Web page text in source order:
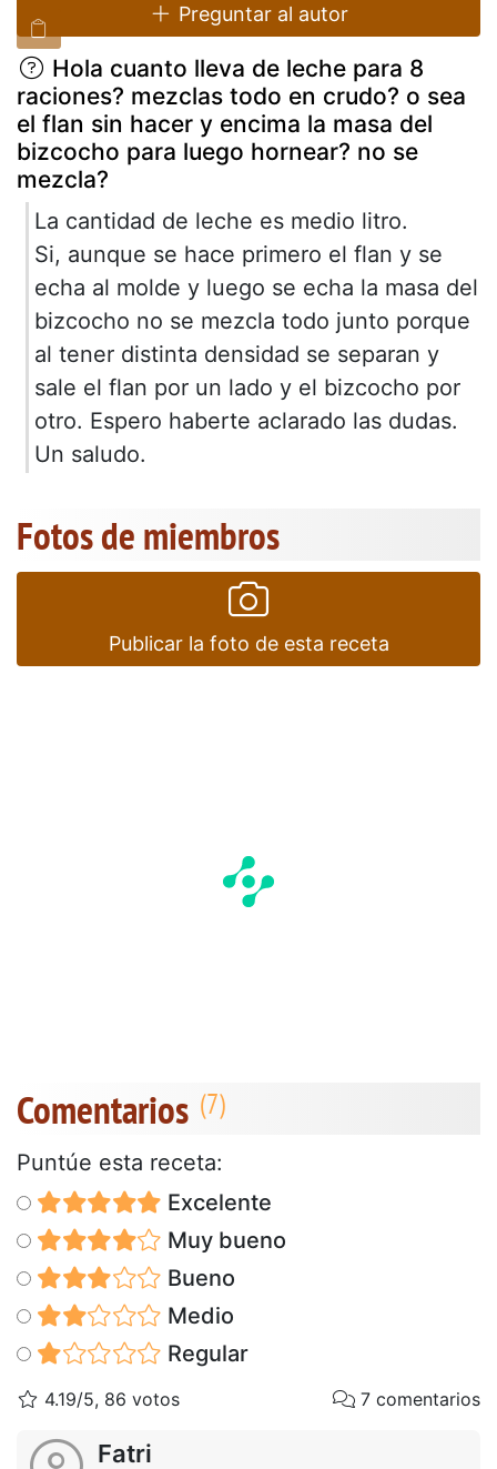
Preguntar al autor
Hola cuanto lleva de leche para 8
raciones? mezclas todo en crudo? o sea
el flan sin hacer y encima la masa del
bizcocho para luego hornear? no se
mezcla?
La cantidad de leche es medio litro.
Si, aunque se hace primero el flan y se
echa al molde y luego se echa la masa del
bizcocho no se mezcla todo junto porque
al tener distinta densidad se separan y
sale el flan por un lado y el bizcocho por
otro. Espero haberte aclarado las dudas.
Un saludo.
Fotos de miembros
Publicar la foto de esta receta
Comentarios
Puntúe esta receta:
Excelente
Muy bueno
Bueno
Medio
Regular
4.19/5, 86 votos 7 comentarios
Fatri